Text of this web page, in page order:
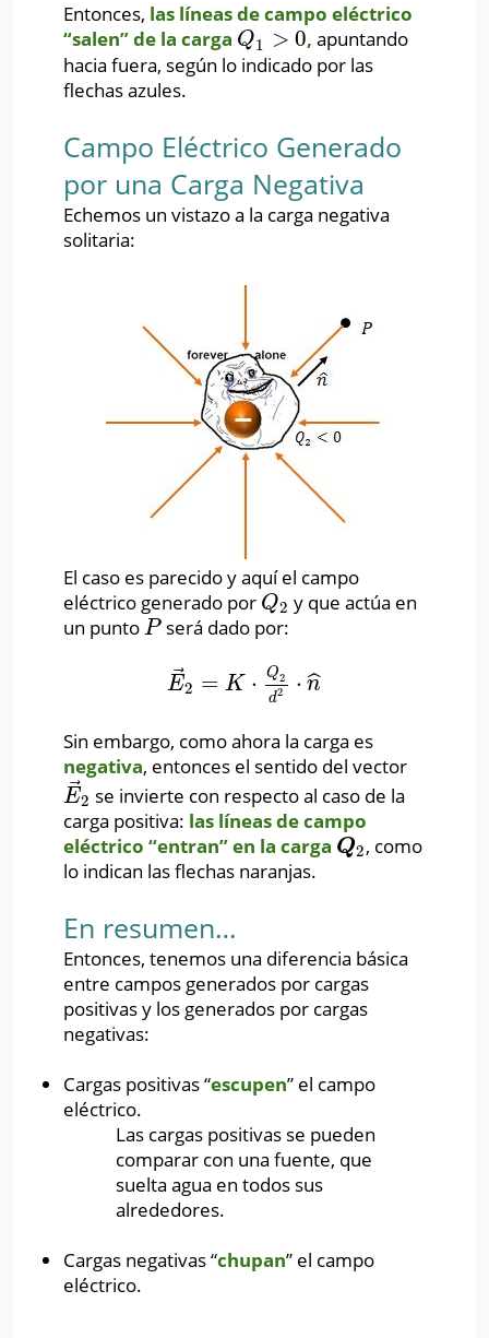
Entonces, las líneas de campo eléctrico
“salen” de la carga Q1 > 0
Q1 0 , apuntando
hacia fuera, según lo indicado por las
flechas azules.
Campo Eléctrico Generado
por una Carga Negativa
Echemos un vistazo a la carga negativa
solitaria:
El caso es parecido y aquí el campo
eléctrico generado por Q2
Q2 y que actúa en
un punto P
P será dado por:
E⃗
2 = K ⋅ Q2
d2 ⋅ n
ˆ
E→ 2= K⋅Q 2 d2⋅n^
Sin embargo, como ahora la carga es
negativa, entonces el sentido del vector
E⃗
2
E→ 2
se invierte con respecto al caso de la
carga positiva: las líneas de campo
eléctrico “entran” en la carga Q2
Q2 , como
lo indican las flechas naranjas.
En resumen…
Entonces, tenemos una diferencia básica
entre campos generados por cargas
positivas y los generados por cargas
negativas:
Cargas positivas “escupen” el campo
eléctrico.
Las cargas positivas se pueden
comparar con una fuente, que
suelta agua en todos sus
alrededores.
Cargas negativas “chupan” el campo
eléctrico.